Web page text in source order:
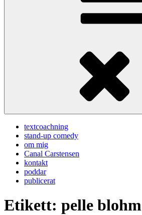
textcoachning
stand-up comedy
om mig
Canal Carstensen
kontakt
poddar
publicerat
Etikett: pelle blohm